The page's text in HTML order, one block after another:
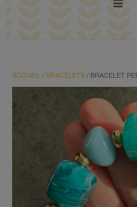
ACCUEIL / BRACELETS/ BRACELET